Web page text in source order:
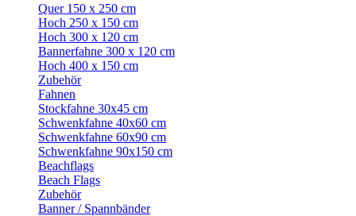
Quer 150 x 250 cm
Hoch 250 x 150 cm
Hoch 300 x 120 cm
Bannerfahne 300 x 120 cm
Hoch 400 x 150 cm
Zubehör
Fahnen
Stockfahne 30x45 cm
Schwenkfahne 40x60 cm
Schwenkfahne 60x90 cm
Schwenkfahne 90x150 cm
Beachflags
Beach Flags
Zubehör
Banner / Spannbänder